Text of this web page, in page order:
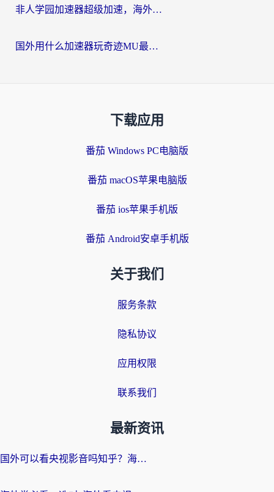
非人学园加速器超级加速，海外玩家重返国服的通行证
国外用什么加速器玩奇迹MU最好？2026海外玩家国服游戏加速全攻略
下载应用
番茄 Windows PC电脑版
番茄 macOS苹果电脑版
番茄 ios苹果手机版
番茄 Android安卓手机版
关于我们
服务条款
隐私协议
应用权限
联系我们
最新资讯
国外可以看央视影音吗知乎？海外党亲测有效的回国加速方案